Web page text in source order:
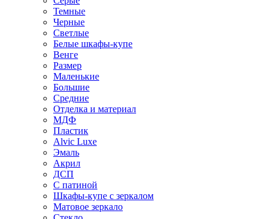
Темные
Черные
Светлые
Белые шкафы-купе
Венге
Размер
Маленькие
Большие
Средние
Отделка и материал
МДФ
Пластик
Alvic Luxe
Эмаль
Акрил
ДСП
С патиной
Шкафы-купе с зеркалом
Матовое зеркало